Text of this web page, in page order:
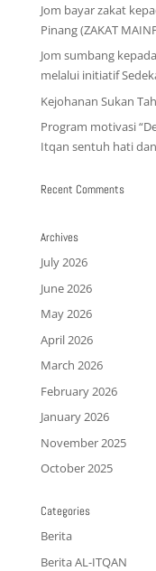
Jom bayar zakat
Pinang (ZAKAT
Jom sumbang
melalui initiatif
Kejohanan Sukan
Program motivasi
Itqan sentuh hati
Recent Comments
Archives
July 2026
June 2026
May 2026
April 2026
March 2026
February 2026
January 2026
November 2025
October 2025
Categories
Berita
Berita AL-ITQAN